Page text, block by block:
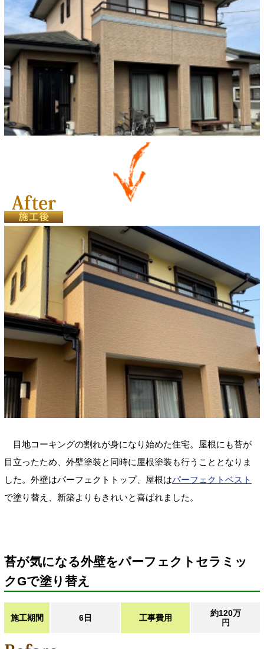
目地コーキングの割れが身になり始めた住宅。屋根にも苔が
目立ったため、外壁塗装と同時に屋根塗装も行うこととなりま
した。外壁はパーフェクトトップ、屋根はパーフェクトベスト
で塗り替え、新築よりもきれいと喜ばれました。
苔が気になる外壁をパーフェクトセラミッ
クGで塗り替え
施工期間 6日 工事費用
約120万
円